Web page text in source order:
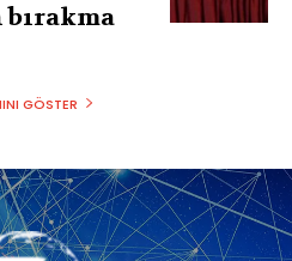
bırakma
GÖSTER